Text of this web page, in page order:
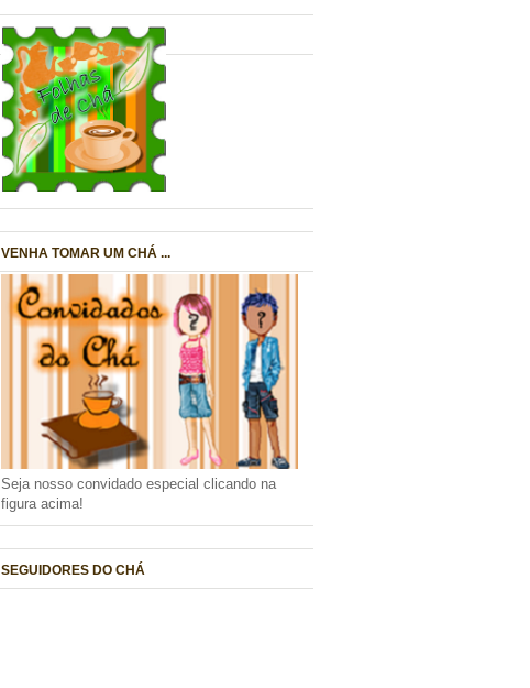
VENHA TOMAR UM CHÁ ...
Seja nosso convidado especial clicando na
figura acima!
SEGUIDORES DO CHÁ